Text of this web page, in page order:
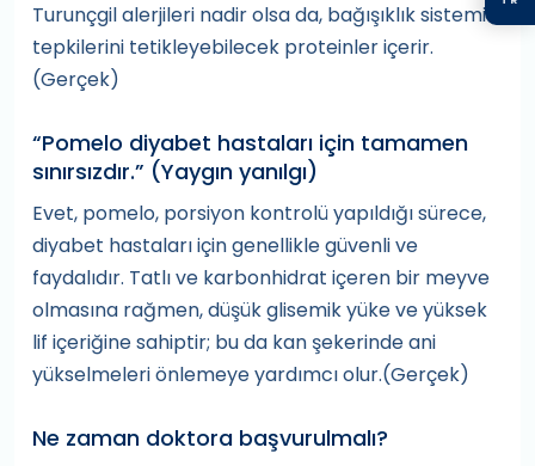
Turunçgil alerjileri nadir olsa da, bağışıklık sistemi
tepkilerini tetikleyebilecek proteinler içerir.
(Gerçek)
“Pomelo diyabet hastaları için tamamen
sınırsızdır.” (Yaygın yanılgı)
Evet, pomelo, porsiyon kontrolü yapıldığı sürece,
diyabet hastaları için genellikle güvenli ve
faydalıdır. Tatlı ve karbonhidrat içeren bir meyve
olmasına rağmen, düşük glisemik yüke ve yüksek
lif içeriğine sahiptir; bu da kan şekerinde ani
yükselmeleri önlemeye yardımcı olur.(Gerçek)
Ne zaman doktora başvurulmalı?